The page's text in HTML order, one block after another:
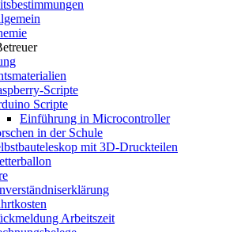
Scripte
Scripte
Einführung in Microcontroller
in der Schule
mit 3D-Druckteilen
Arbeitszeit